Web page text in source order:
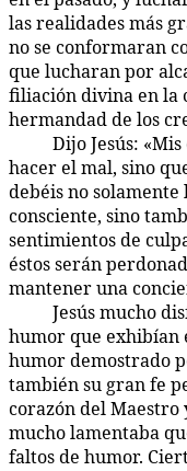
las realidades más
no se conformaran
que lucharan por
filiación divina en la
hermandad de los
Dijo Jesús:
hacer el mal, sino
debéis no
consciente, sino
sentimientos de
éstos serán
mantener una
Jesús mucho
humor que exhibían
humor demostrado
también su gran fe
corazón del Maestro
mucho lamentaba
faltos de humor.